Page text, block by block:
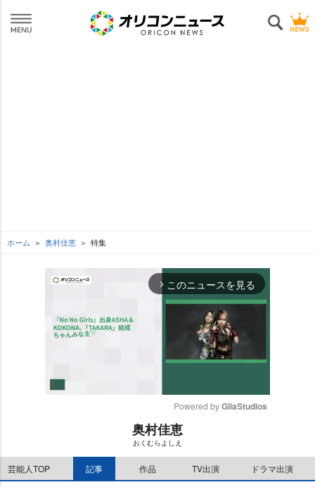
ホーム 奥村佳恵 特集
arrow_forward_ios このニュースを見る
Powered by GliaStudios
奥村佳恵
おくむらよしえ
芸能人TOP 記事 作品 TV出演 ドラマ出演